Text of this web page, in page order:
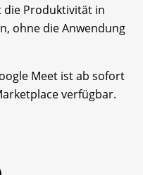
die Produktivität in
ohne die Anwendung
Meet ist ab sofort
verfügbar.